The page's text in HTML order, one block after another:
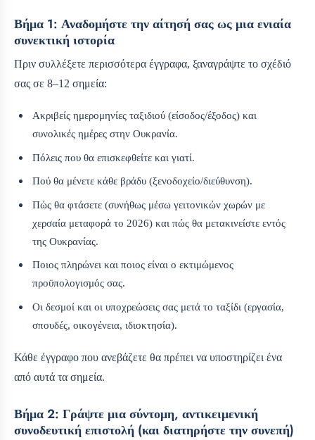
Βήμα 1: Αναδομήστε την αίτησή σας ως μια ενιαία
συνεκτική ιστορία
Πριν συλλέξετε περισσότερα έγγραφα, ξαναγράψτε το σχέδιό
σας σε 8–12 σημεία:
Ακριβείς ημερομηνίες ταξιδιού (είσοδος/έξοδος) και
συνολικές ημέρες στην Ουκρανία.
Πόλεις που θα επισκεφθείτε και γιατί.
Πού θα μένετε κάθε βράδυ (ξενοδοχείο/διεύθυνση).
Πώς θα φτάσετε (συνήθως μέσω γειτονικών χωρών με
χερσαία μεταφορά το 2026) και πώς θα μετακινείστε εντός
της Ουκρανίας.
Ποιος πληρώνει και ποιος είναι ο εκτιμώμενος
προϋπολογισμός σας.
Οι δεσμοί και οι υποχρεώσεις σας μετά το ταξίδι (εργασία,
σπουδές, οικογένεια, ιδιοκτησία).
Κάθε έγγραφο που ανεβάζετε θα πρέπει να υποστηρίζει ένα
από αυτά τα σημεία.
Βήμα 2: Γράψτε μια σύντομη, αντικειμενική
συνοδευτική επιστολή (και διατηρήστε την συνεπή)